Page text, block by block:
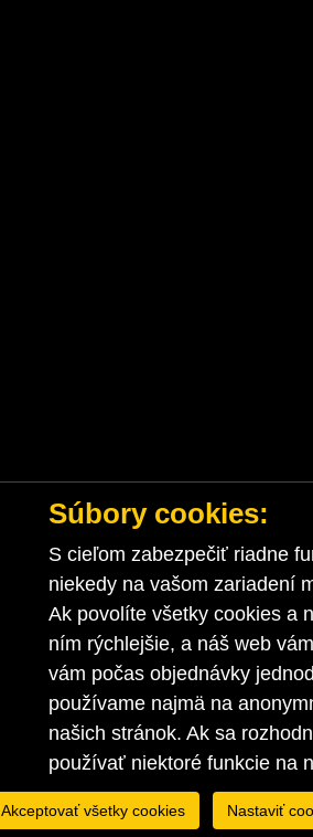
Súbory cookies:
S cieľom zabezpečiť riadne
niekedy na vašom zariadení
Ak povolíte všetky cookies a
ním rýchlejšie, a náš web
vám počas objednávky
používame najmä na
našich stránok. Ak sa
používať niektoré funkcie na
Akceptovať všetky cookies Nastaviť